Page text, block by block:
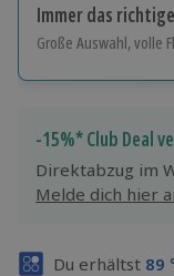
Immer das
Große Auswahl, volle
Jeder Gutschein
Maximale
3 Jahre gültig &
-15%* Club Deal
Direktabzug im
Melde dich hier
Du erhältst 89